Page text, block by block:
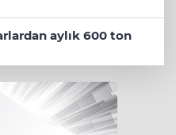
aylık 600 ton